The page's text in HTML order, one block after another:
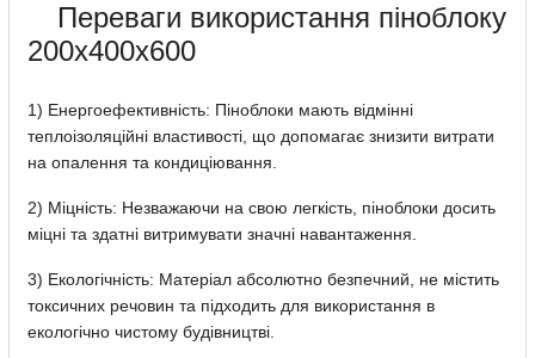
Переваги використання піноблоку
200х400х600
1) Енергоефективність: Піноблоки мають відмінні
теплоізоляційні властивості, що допомагає знизити витрати
на опалення та кондиціювання.
2) Міцність: Незважаючи на свою легкість, піноблоки досить
міцні та здатні витримувати значні навантаження.
3) Екологічність: Матеріал абсолютно безпечний, не містить
токсичних речовин та підходить для використання в
екологічно чистому будівництві.